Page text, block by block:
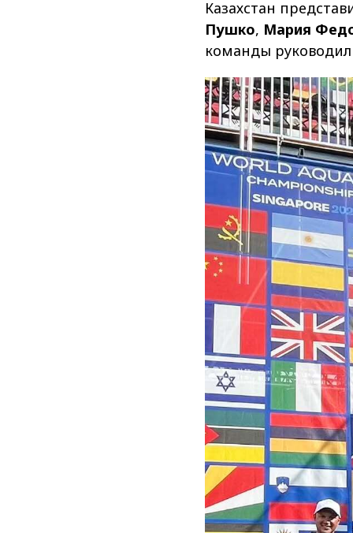
Казахстан
Пушко, Мария
команды